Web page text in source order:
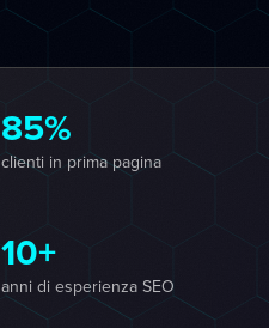
85%
clienti in prima pagina
10+
anni di esperienza SEO